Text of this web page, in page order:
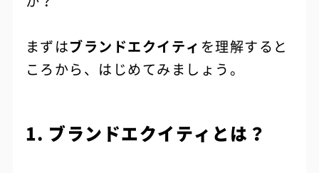
まずはブランドエクイティ を理解すると
ころから、はじめてみましょう。
1. ブランドエクイティとは？